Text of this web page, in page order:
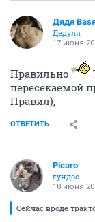
Дядя
Дедуля
17 июня
Правильно
пересекаемой
Правил),
ОТВЕТИТЬ
Picaro
гундос
18 июня
Сейчас вроде